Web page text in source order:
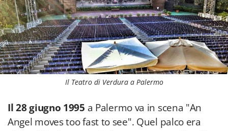
Il Teatro di Verdura a Palermo
Il 28 giugno 1995 a Palermo va in scena "An
Angel moves too fast to see". Quel palco era